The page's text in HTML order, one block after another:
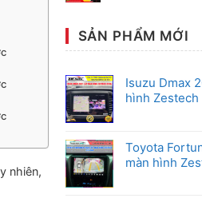
nhiên,
Zestech
cho
luận
Zestech
cho
xe
Honda
SẢN PHẨM MỚI
Isuzu Dmax
hình Zestech
Toyota
màn hình